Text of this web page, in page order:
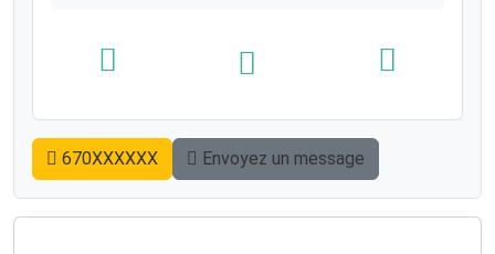
670XXXXXX Envoyez un message